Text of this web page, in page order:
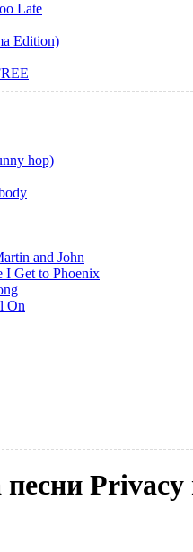
Late
Edition)
hop)
and John
I Get to Phoenix
On
песни